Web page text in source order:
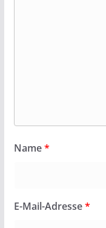
Name*
E-Mail-Adresse*